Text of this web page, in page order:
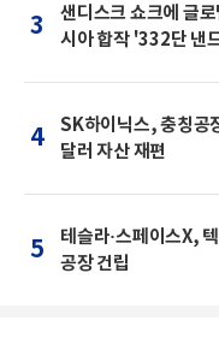
3
샌디스크 쇼크에 글
시아 합작 '332단 낸
4
SK하이닉스, 충칭공
달러 자산 재편
5
테슬라·스페이스X,
공장 건립